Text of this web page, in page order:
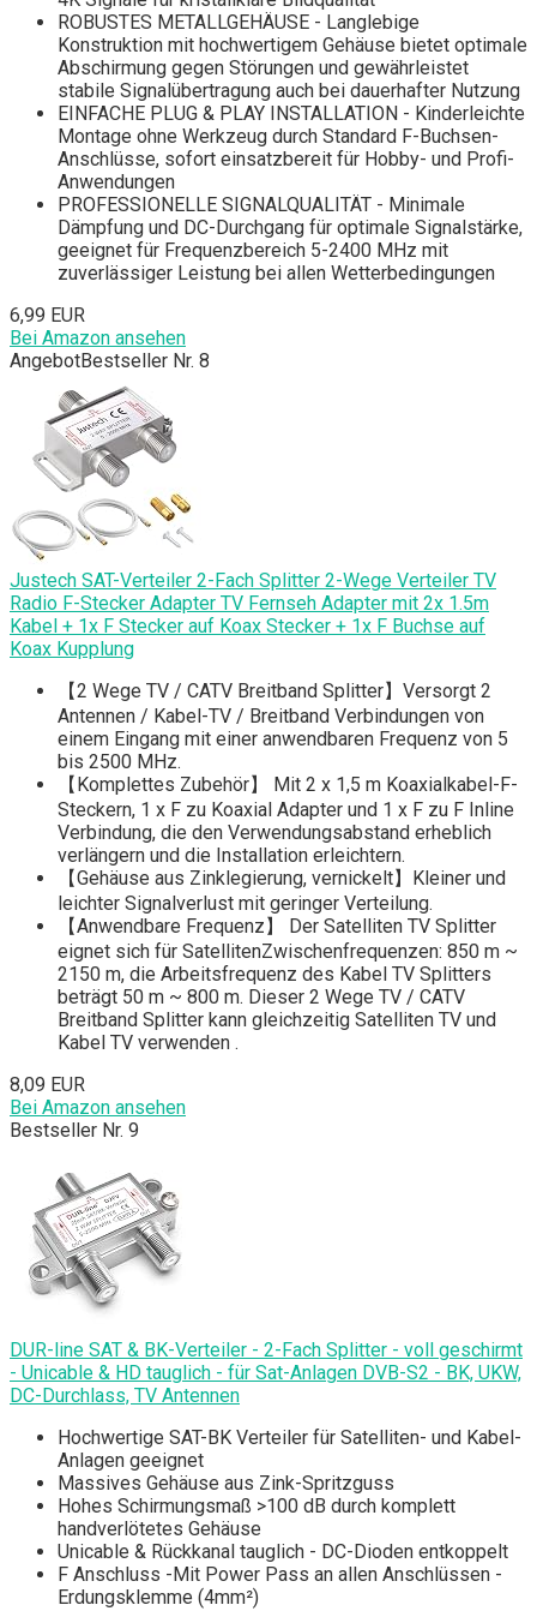
ROBUSTES METALLGEHÄUSE - Langlebige
Konstruktion mit hochwertigem Gehäuse bietet optimale
Abschirmung gegen Störungen und gewährleistet
stabile Signalübertragung auch bei dauerhafter Nutzung
EINFACHE PLUG & PLAY INSTALLATION - Kinderleichte
Montage ohne Werkzeug durch Standard F-Buchsen-
Anschlüsse, sofort einsatzbereit für Hobby- und Profi-
Anwendungen
PROFESSIONELLE SIGNALQUALITÄT - Minimale
Dämpfung und DC-Durchgang für optimale Signalstärke,
geeignet für Frequenzbereich 5-2400 MHz mit
zuverlässiger Leistung bei allen Wetterbedingungen
6,99 EUR
Bei Amazon ansehen
AngebotBestseller Nr. 8
Justech SAT-Verteiler 2-Fach Splitter 2-Wege Verteiler TV
Radio F-Stecker Adapter TV Fernseh Adapter mit 2x 1.5m
Kabel + 1x F Stecker auf Koax Stecker + 1x F Buchse auf
Koax Kupplung
【2 Wege TV / CATV Breitband Splitter】Versorgt 2
Antennen / Kabel-TV / Breitband Verbindungen von
einem Eingang mit einer anwendbaren Frequenz von 5
bis 2500 MHz.
【Komplettes Zubehör】 Mit 2 x 1,5 m Koaxialkabel-F-
Steckern, 1 x F zu Koaxial Adapter und 1 x F zu F Inline
Verbindung, die den Verwendungsabstand erheblich
verlängern und die Installation erleichtern.
【Gehäuse aus Zinklegierung, vernickelt】Kleiner und
leichter Signalverlust mit geringer Verteilung.
【Anwendbare Frequenz】 Der Satelliten TV Splitter
eignet sich für SatellitenZwischenfrequenzen: 850 m ~
2150 m, die Arbeitsfrequenz des Kabel TV Splitters
beträgt 50 m ~ 800 m. Dieser 2 Wege TV / CATV
Breitband Splitter kann gleichzeitig Satelliten TV und
Kabel TV verwenden .
8,09 EUR
Bei Amazon ansehen
Bestseller Nr. 9
DUR-line SAT & BK-Verteiler - 2-Fach Splitter - voll geschirmt
- Unicable & HD tauglich - für Sat-Anlagen DVB-S2 - BK, UKW,
DC-Durchlass, TV Antennen
Hochwertige SAT-BK Verteiler für Satelliten- und Kabel-
Anlagen geeignet
Massives Gehäuse aus Zink-Spritzguss
Hohes Schirmungsmaß >100 dB durch komplett
handverlötetes Gehäuse
Unicable & Rückkanal tauglich - DC-Dioden entkoppelt
F Anschluss -Mit Power Pass an allen Anschlüssen -
Erdungsklemme (4mm²)